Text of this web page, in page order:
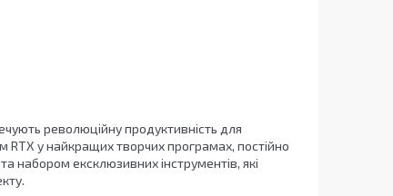
революційну продуктивність для
у найкращих творчих програмах, постійно
набором ексклюзивних інструментів, які